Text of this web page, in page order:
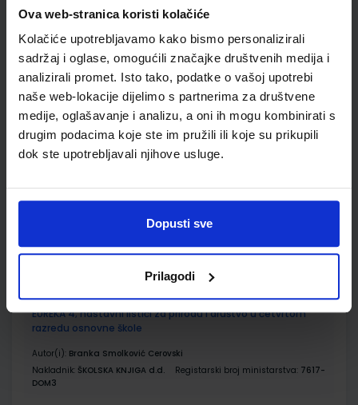
Ova web-stranica koristi kolačiće
Kolačiće upotrebljavamo kako bismo personalizirali
sadržaj i oglase, omogućili značajke društvenih medija i
analizirali promet. Isto tako, podatke o vašoj upotrebi
naše web-lokacije dijelimo s partnerima za društvene
medije, oglašavanje i analizu, a oni ih mogu kombinirati s
drugim podacima koje ste im pružili ili koje su prikupili
dok ste upotrebljavali njihove usluge.
Dopusti sve
Prilagodi
ŠIFRA OMOTA: 500233
Udžbenik Omot
EUREKA 4; radna bilježnica za prirodu i društvo u četvrtom
razredu osnovne škole
Autor(i):Ćorić Bakarić Palička Križanac Lukša
Nakladnik:ŠKOLSKA KNJIGA d.d. Registarski broj ministarstva:
SKU:569088 CIJENA:11,00 €
EUREKA 4; nastavni listići za prirodu i društvo u četvrtom
razredu osnovne škole
Autor(i): Branka Smolković Cerovski
Nakladnik: ŠKOLSKA KNJIGA d.d. Registarski broj ministarstva: 7617-
DOM3